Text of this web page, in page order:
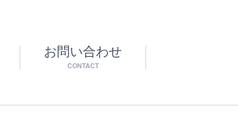
お問い合わせ
CONTACT